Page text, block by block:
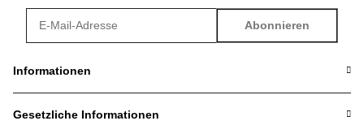
Abonnieren
Informationen
Gesetzliche Informationen